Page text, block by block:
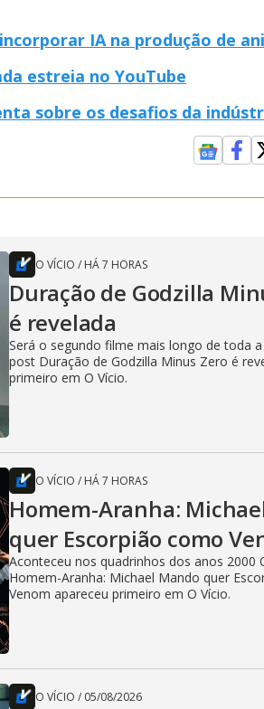
IA na produção de
estreia no YouTube
sobre os desafios da
O VÍCIO / HÁ 7 HORAS
Duração de Godzilla
é revelada
Será o segundo filme mais longo de toda
post Duração de Godzilla Minus Zero é
primeiro em O Vício.
O VÍCIO / HÁ 7 HORAS
Homem-Aranha:
quer Escorpião como
Aconteceu nos quadrinhos dos anos 2000
Homem-Aranha: Michael Mando quer
Venom apareceu primeiro em O Vício.
O VÍCIO / 05/08/2026